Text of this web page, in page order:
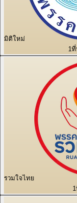
มิติใหม่
1ที่
รวมใจไทย
1